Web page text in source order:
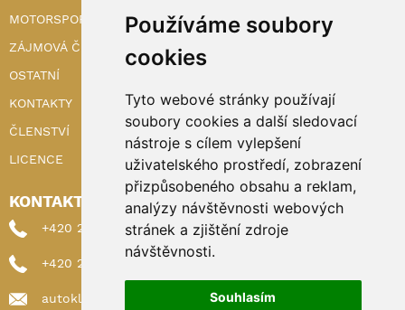
Používáme soubory
cookies
Tyto webové stránky používají
soubory cookies a další sledovací
nástroje s cílem vylepšení
uživatelského prostředí, zobrazení
přizpůsobeného obsahu a reklam,
analýzy návštěvnosti webových
stránek a zjištění zdroje
návštěvnosti.
Souhlasím
MOTORSPORT
ZÁJMOVÁ ČINNOST
OSTATNÍ
KONTAKTY
ČLENSTVÍ
LICENCE
KONTAKTY
+420 222 898 224 (sekretariat)
+420 222 898 221 (členství)
autoklub@autoklub.cz